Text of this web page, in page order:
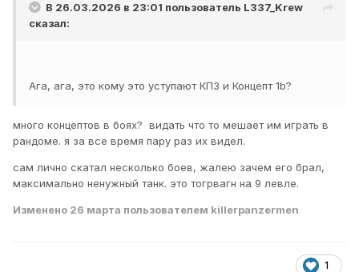
гриль,стрв,таран станут не актуальны,так вам и
надо,потому как на самом деле куча танков не
актуальные ПТ описаные выше не могут вносить импакт
занимание позиции ими,вынуждает играть команду на не
выгодных позициях.
№3."Ключивые позиции".Кто не понял о точках захвата
умений.Начнем с дымов.Дымы доламали и так
может стоять куча танков и не светиться,но в ответ из
такое можно переиграть не понятно.Еще о случаях с
В 26.03.2026 в 23:01 пользователь L337_Krew
сказал:
Ага, ага, это кому это уступают КПЗ и Концепт 1b?
много концептов в боях? видать что то мешает им играть в
рандоме. я за все время пару раз их видел.
сам лично скатал несколько боев, жалею зачем его брал,
максимально ненужный танк. это тогрвагн на 9 левле.
Изменено 26 марта пользователем killerpanzermen
1